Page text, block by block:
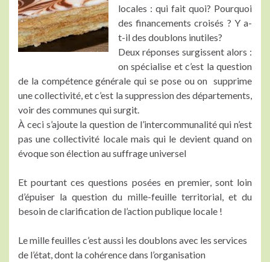
locales : qui fait quoi? Pourquoi
des financements croisés ? Y a-
t-il des doublons inutiles?
Deux réponses surgissent alors :
on spécialise et c’est la question
de la compétence générale qui se pose ou on supprime
une collectivité, et c’est la suppression des départements,
voir des communes qui surgit.
À ceci s’ajoute la question de l’intercommunalité qui n’est
pas une collectivité locale mais qui le devient quand on
évoque son élection au suffrage universel
Et pourtant ces questions posées en premier, sont loin
d’épuiser la question du mille-feuille territorial, et du
besoin de clarification de l’action publique locale !
Le mille feuilles c’est aussi les doublons avec les services
de l’état, dont la cohérence dans l’organisation